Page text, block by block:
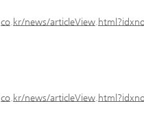
news/
news/